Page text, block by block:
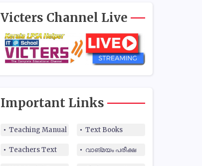
Victers Channel Live
Important Links
Teaching Manual Text Books
Teachers Text വാങ്മയം പരീക്ഷ